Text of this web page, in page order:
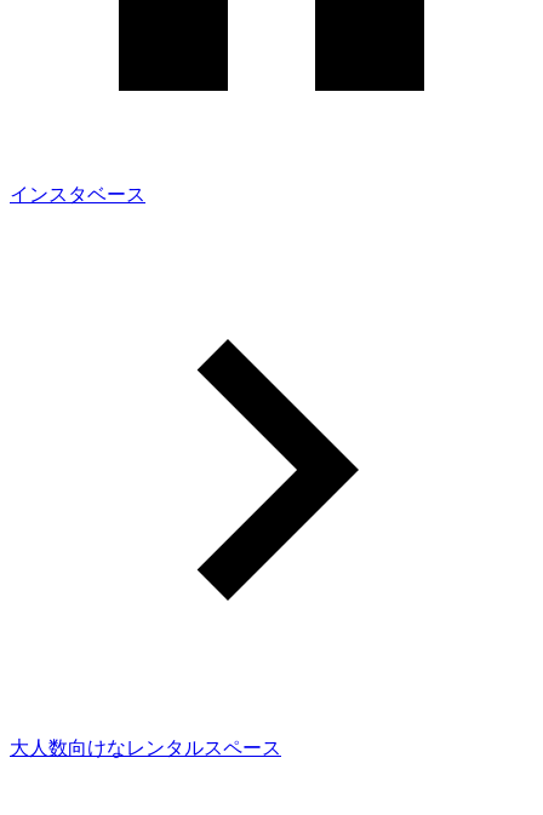
インスタベース
大人数向けなレンタルスペース